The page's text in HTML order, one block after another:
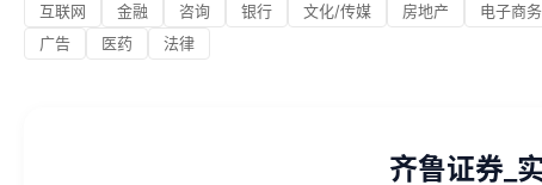
互联网
金融 咨询 银行 文化/传媒 房地产 电子商务
广告
医药 法律
齐鲁证券_